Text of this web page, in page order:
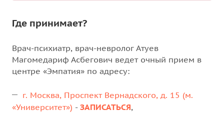
Где принимает?
Врач-психиатр, врач-невролог Атуев
Магомедариф Асбегович ведет очный прием в
центре «Эмпатия» по адресу:
г. Москва, Проспект Вернадского, д. 15 (м.
«Университет») - ЗАПИСАТЬСЯ,